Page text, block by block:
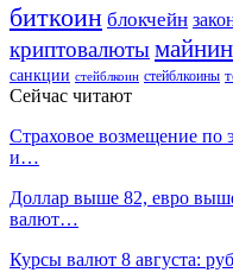
биткоин блокчейн
криптовалюты
санкции стейблкоин стейблкоины
Сейчас читают
Страховое возмещение по
и…
Доллар выше 82, евро
валют…
Курсы валют 8 августа: